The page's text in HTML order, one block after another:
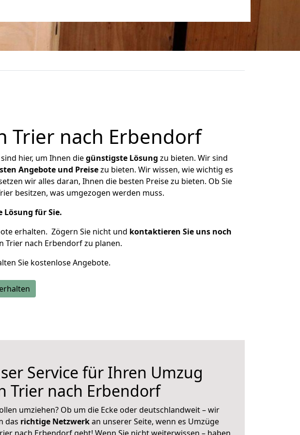
Trier nach Erbendorf
hier, um Ihnen diegünstigste Lösung zu bieten. Wir sind
Angebote und Preisezu bieten. Wir wissen, wie wichtig es
wir alles daran, Ihnen die besten Preise zu bieten. Ob Sie
besitzen, was umgezogen werden muss.
Lösung für Sie.
erhalten. Zögern Sie nicht und kontaktieren Sie uns noch
Trier nach Erbendorf zu planen.
Sie kostenlose Angebote.
Service für Ihren Umzug
Trier nach Erbendorf
umziehen? Ob um die Ecke oder deutschlandweit – wir
das richtige Netzwerkan unserer Seite, wenn es Umzüge